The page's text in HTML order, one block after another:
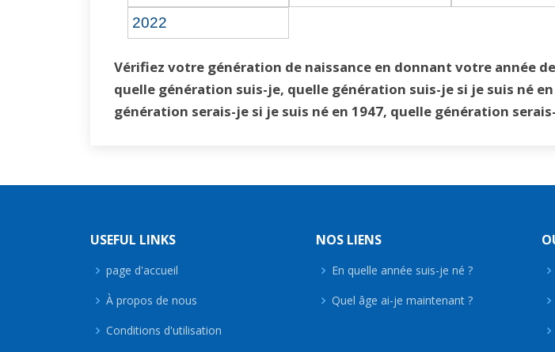
2022
Vérifiez votre génération de naissance en donnant votre année
quelle génération suis-je, quelle génération suis-je si je suis né
génération serais-je si je suis né en 1947, quelle génération
USEFUL LINKS
page d'accueil
À propos de nous
Conditions d'utilisation
NOS LIENS
En quelle année suis-je né ?
Quel âge ai-je maintenant ?